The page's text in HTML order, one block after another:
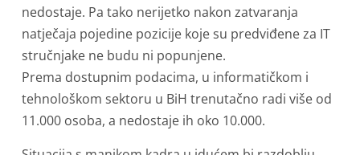
nedostaje. Pa tako nerijetko nakon zatvaranja
natječaja pojedine pozicije koje su predviđene za IT
stručnjake ne budu ni popunjene.
Prema dostupnim podacima, u informatičkom i
tehnološkom sektoru u BiH trenutačno radi više od
11.000 osoba, a nedostaje ih oko 10.000.